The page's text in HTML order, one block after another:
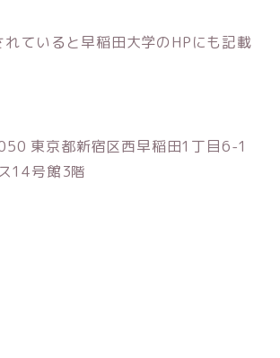
ていると早稲田大学のHPにも記載
東京都新宿区西早稲田1丁目6-1
14号館3階